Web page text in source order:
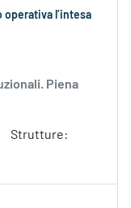
l’intesa
Piena
Strutture: